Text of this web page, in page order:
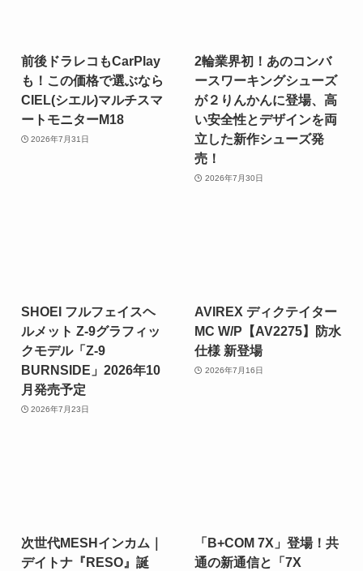
前後ドラレコもCarPlay
も！この価格で選ぶなら
CIEL(シエル)マルチスマ
ートモニターM18
2026年7月31日
2輪業界初！あのコンバ
ースワーキングシューズ
が２りんかんに登場、高
い安全性とデザインを両
立した新作シューズ発
売！
2026年7月30日
SHOEI フルフェイスヘ
ルメット Z-9グラフィッ
クモデル「Z-9
BURNSIDE」2026年10
月発売予定
2026年7月23日
AVIREX ディクテイター
MC W/P【AV2275】防水
仕様 新登場
2026年7月16日
次世代MESHインカム｜
デイトナ『RESO』誕
「B+COM 7X」登場！共
通の新通信と「7X